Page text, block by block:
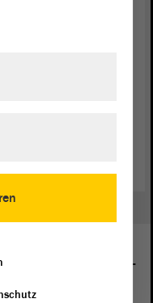
sind. -
von Sachsen-